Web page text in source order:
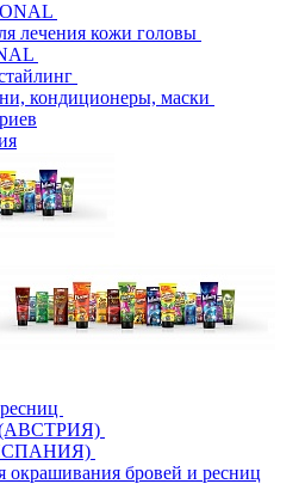
лечения кожи головы
кондиционеры, маски
(АВСТРИЯ)
окрашивания бровей и ресниц